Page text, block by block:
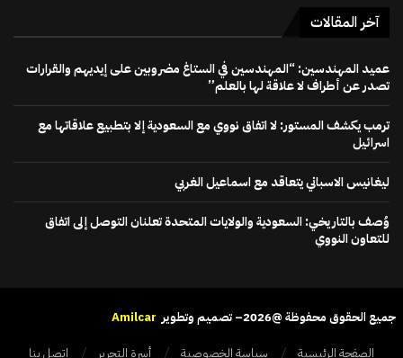
آخر المقالات
عميد المهندسين: “المهندسين في الستاغ مضروبين على إيديهم والقرارات
تصدر عن أطراف لا علاقة لها بالعلم”
ترمب يكشف المستور: لا اتفاق نووي مع السعودية إلا بتطبيع علاقاتها مع
اسرائيل
ليغانيس الاسباني يتعاقد مع اسماعيل الغربي
وُصف بالتاريخي: السعودية والولايات المتحدة تعلنان التوصل إلى اتفاق
للتعاون النووي
جميع الحقوق محفوظة @2026– تصميم وتطوير Amilcar
الصفحة الرئيسية سياسة الخصوصية أسرة التحرير اتصل بنا